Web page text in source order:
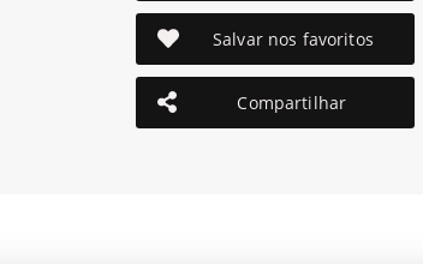
Salvar nos favoritos
Compartilhar